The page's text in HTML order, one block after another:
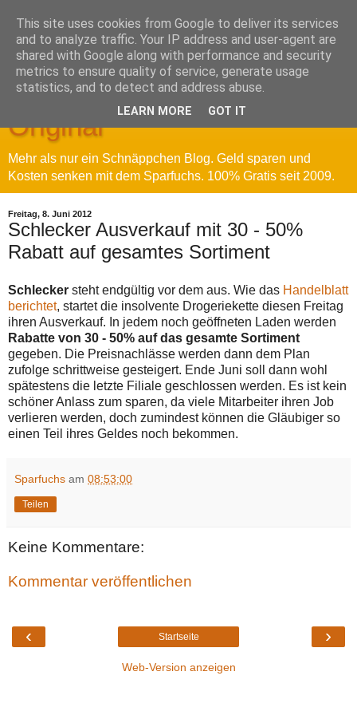
Sparfuchs' Blog - Das
Original
Mehr als nur ein Schnäppchen Blog. Geld sparen und
Kosten senken mit dem Sparfuchs. 100% Gratis seit 2009.
Freitag, 8. Juni 2012
Schlecker Ausverkauf mit 30 - 50%
Rabatt auf gesamtes Sortiment
Schlecker steht endgültig vor dem aus. Wie das Handelblatt
berichtet, startet die insolvente Drogeriekette diesen Freitag
ihren Ausverkauf. In jedem noch geöffneten Laden werden
Rabatte von 30 - 50% auf das gesamte Sortiment
gegeben. Die Preisnachlässe werden dann dem Plan
zufolge schrittweise gesteigert. Ende Juni soll dann wohl
spätestens die letzte Filiale geschlossen werden. Es ist kein
schöner Anlass zum sparen, da viele Mitarbeiter ihren Job
verlieren werden, doch zumindest können die Gläubiger so
einen Teil ihres Geldes noch bekommen.
Sparfuchs am 08:53:00
Teilen
Keine Kommentare:
Kommentar veröffentlichen
‹ ›
Startseite
Web-Version anzeigen
This site uses cookies from Google to deliver its services
and to analyze traffic. Your IP address and user-agent are
shared with Google along with performance and security
metrics to ensure quality of service, generate usage
statistics, and to detect and address abuse.
LEARN MORE GOT IT